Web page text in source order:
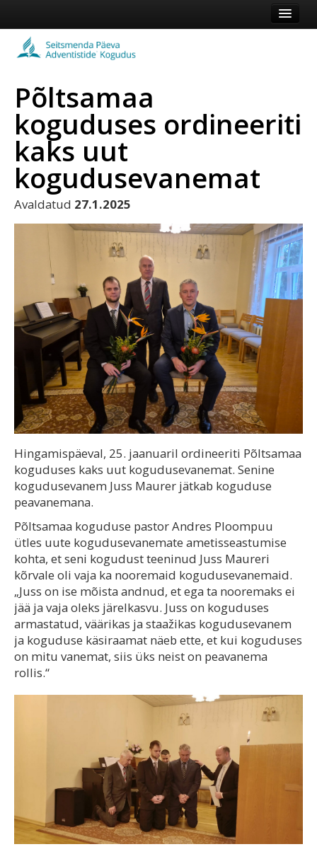
Koduleht
Vaata veel
Põltsamaa
koguduses ordineeriti
kaks uut
kogudusevanemat
Avaldatud 27.1.2025
Hingamispäeval, 25. jaanuaril ordineeriti Põltsamaa
koguduses kaks uut kogudusevanemat. Senine
kogudusevanem Juss Maurer jätkab koguduse
peavanemana.
Põltsamaa koguduse pastor Andres Ploompuu
ütles uute kogudusevanemate ametisseastumise
kohta, et seni kogudust teeninud Juss Maureri
kõrvale oli vaja ka nooremaid kogudusevanemaid.
„Juss on ise mõista andnud, et ega ta nooremaks ei
jää ja vaja oleks järelkasvu. Juss on koguduses
armastatud, väärikas ja staažikas kogudusevanem
ja koguduse käsiraamat näeb ette, et kui koguduses
on mitu vanemat, siis üks neist on peavanema
rollis.“